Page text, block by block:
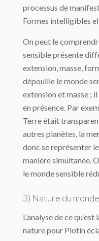
proces­sus de
Formes intelligibles
On peut le
sensible présente
extension, masse,
dépouille le monde
extension et masse ;
en présence. Par
Terre était
autres planètes, la
donc se représenter
manière simultanée.
le monde sen­sible
3) Nature du
L’analyse de ce
nature pour Plotin